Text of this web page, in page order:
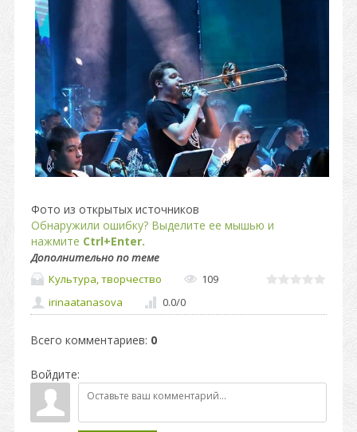
Фото из открытых источников
Обнаружили ошибку? Выделите ее мышью и
нажмите Ctrl+Enter.
Дополнительно по теме
Культура, творчество
109
irinaatanasova
0.0/0
Всего комментариев: 0
Войдите: